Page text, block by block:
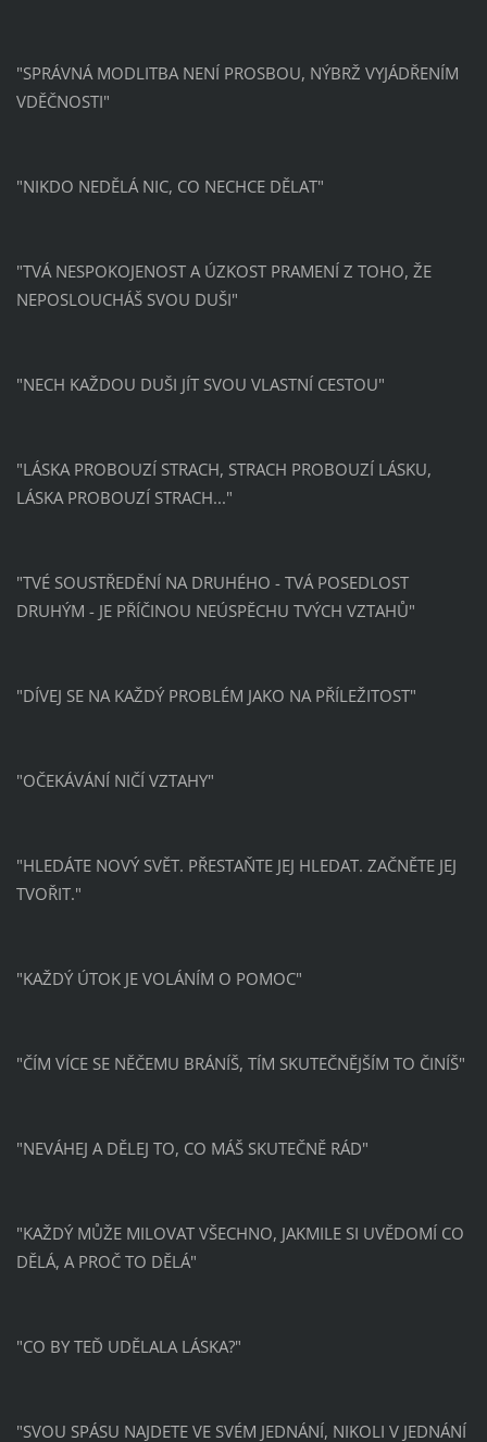
"SPRÁVNÁ MODLITBA NENÍ PROSBOU, NÝBRŽ VYJÁDŘENÍM
VDĚČNOSTI"
"NIKDO NEDĚLÁ NIC, CO NECHCE DĚLAT"
"TVÁ NESPOKOJENOST A ÚZKOST PRAMENÍ Z TOHO, ŽE
NEPOSLOUCHÁŠ SVOU DUŠI"
"NECH KAŽDOU DUŠI JÍT SVOU VLASTNÍ CESTOU"
"LÁSKA PROBOUZÍ STRACH, STRACH PROBOUZÍ LÁSKU,
LÁSKA PROBOUZÍ STRACH..."
"TVÉ SOUSTŘEDĚNÍ NA DRUHÉHO - TVÁ POSEDLOST
DRUHÝM - JE PŘÍČINOU NEÚSPĚCHU TVÝCH VZTAHŮ"
"DÍVEJ SE NA KAŽDÝ PROBLÉM JAKO NA PŘÍLEŽITOST"
"OČEKÁVÁNÍ NIČÍ VZTAHY"
"HLEDÁTE NOVÝ SVĚT. PŘESTAŇTE JEJ HLEDAT. ZAČNĚTE JEJ
TVOŘIT."
"KAŽDÝ ÚTOK JE VOLÁNÍM O POMOC"
"ČÍM VÍCE SE NĚČEMU BRÁNÍŠ, TÍM SKUTEČNĚJŠÍM TO ČINÍŠ"
"NEVÁHEJ A DĚLEJ TO, CO MÁŠ SKUTEČNĚ RÁD"
"KAŽDÝ MŮŽE MILOVAT VŠECHNO, JAKMILE SI UVĚDOMÍ CO
DĚLÁ, A PROČ TO DĚLÁ"
"CO BY TEĎ UDĚLALA LÁSKA?"
"SVOU SPÁSU NAJDETE VE SVÉM JEDNÁNÍ, NIKOLI V JEDNÁNÍ